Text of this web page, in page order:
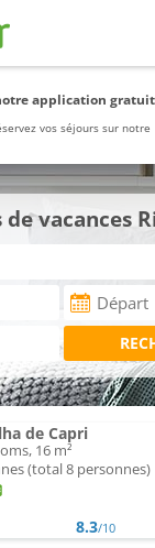
application
vos séjours sur notre
vacances
de Capri
16 m²
(total 8 personnes)
8.3/10